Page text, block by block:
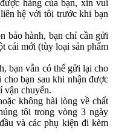
hàng của bạn, xin vui
hệ với tôi trước khi bạn
bảo hành, bạn chỉ cần gửi
cái mới (tùy loại sản phẩm
bạn vẫn có thể gửi lại cho
bạn sau khi nhận được
vận chuyển.
không hài lòng về chất
tôi trong vòng 3 ngày
và các phụ kiện đi kèm